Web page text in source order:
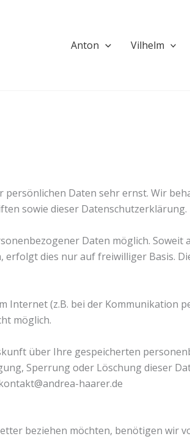
Anton Vilhelm
persönlichen Daten sehr ernst. Wir
sowie dieser Datenschutzerklärung.
Daten möglich.
dies nur auf freiwilliger Basis.
(z.B. bei der Kommunikation
möglich.
über Ihre gespeicherten
Sperrung oder Löschung dieser
haarer.de
beziehen möchten, benötigen wir